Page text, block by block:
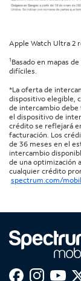
Apple Watch Ultra 2
1Basado en mapas
difíciles.
*La oferta de
dispositivo elegible,
de intercambio debe
el dispositivo de
crédito se reflejará
facturación. Los
de 36 meses en el
intercambio
de una optimización
cualquier crédito
spectrum.com/